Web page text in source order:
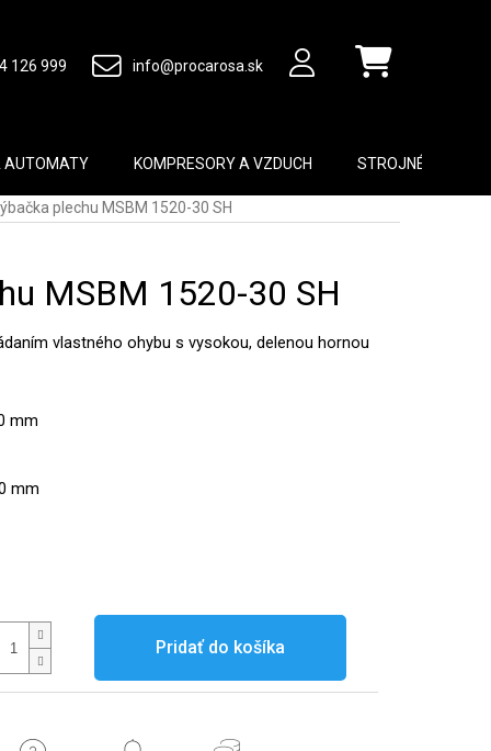
126 999 info@procarosa.sk Nákupný košík
AUTOMATY KOMPRESORY A VZDUCH STROJNÉ
plechu MSBM 1520-30 SH
MSBM 1520-30 SH
vlastného ohybu s vysokou, delenou hornou
mm
mm
Pridať do košíka